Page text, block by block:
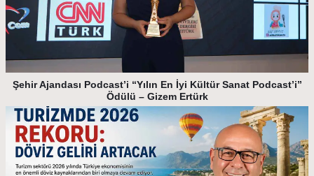
Şehir Ajandası Podcast’i “Yılın En İyi Kültür Sanat Podcast’i”
Ödülü – Gizem Ertürk